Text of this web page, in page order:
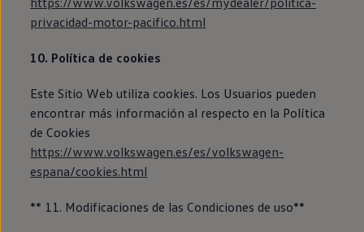
privacidad-motor-pacifico.html
10. Política de cookies
Este Sitio Web utiliza cookies. Los Usuarios pueden
encontrar más información al respecto en la Política
de Cookies
https://www.volkswagen.es/es/volkswagen-
espana/cookies.html
** 11. Modificaciones de las Condiciones de uso**